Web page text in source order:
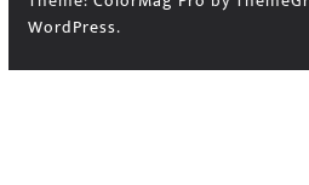
WordPress.